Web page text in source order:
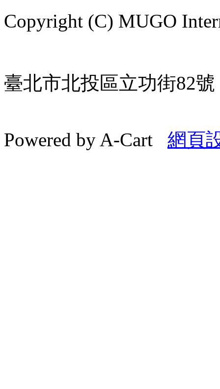
Copyright (C) MUGO
臺北市北投區立功街82
Powered by A-Cart 網頁